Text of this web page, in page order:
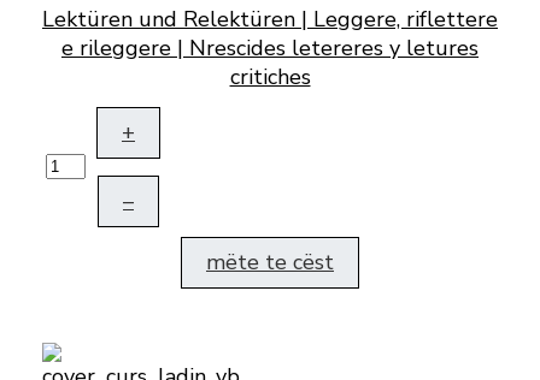
Lektüren und Relektüren | Leggere, riflettere
e rileggere | Nrescides letereres y letures
critiches
+
–
mëte te cëst